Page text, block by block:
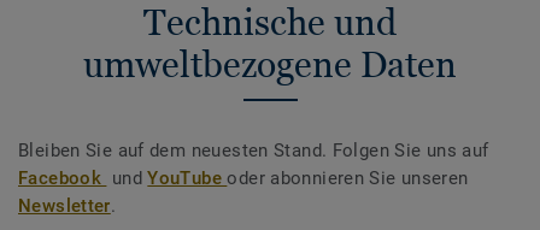
Technische und
umweltbezogene Daten
Bleiben Sie auf dem neuesten Stand. Folgen Sie uns auf
Facebook undYouTubeoder abonnieren Sie unseren
Newsletter.